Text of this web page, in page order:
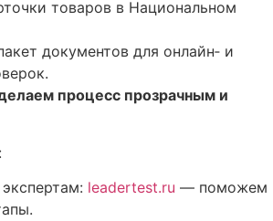
товаров в Национальном
документов для онлайн‑ и
процесс прозрачным и
leadertest.ru — поможем